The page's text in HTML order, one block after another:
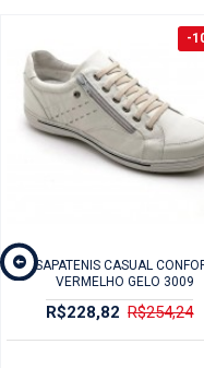
-
SAPATENIS CASUAL
VERMELHO GELO 3009
R$228,82 R$254,24